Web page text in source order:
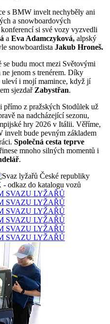
s BMW invelt nechyběly ani
a snowboardových
si své vozy vyzvedli
a Eva Adamczyková, alpský
snowboardista Jakub Hroneš.
se budu moct mezi Světovými
ne jenom s trenérem. Díky
i mojí mamince, když jí
sjezdař Zabystřan.
přímo z pražských Stodůlek už
na nadcházející sezonu,
hry 2026 v Itálii. Věříme,
invelt bude pevným základem
Společná cesta teprve
mnoho silných momentů i
.